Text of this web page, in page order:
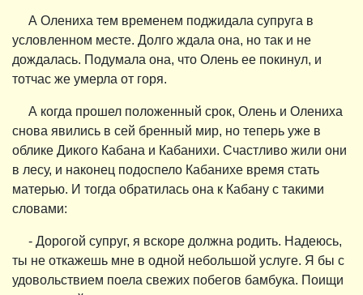
А Олениха тем временем поджидала супруга в
условленном месте. Долго ждала она, но так и не
дождалась. Подумала она, что Олень ее покинул, и
тотчас же умерла от горя.
А когда прошел положенный срок, Олень и Олениха
снова явились в сей бренный мир, но теперь уже в
облике Дикого Кабана и Кабанихи. Счастливо жили они
в лесу, и наконец подоспело Кабанихе время стать
матерью. И тогда обратилась она к Кабану с такими
словами:
- Дорогой супруг, я вскоре должна родить. Надеюсь,
ты не откажешь мне в одной небольшой услуге. Я бы с
удовольствием поела свежих побегов бамбука. Поищи